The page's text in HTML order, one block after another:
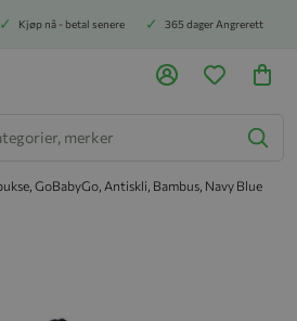
Kjøp nå - betal senere 365 dager Angrerett
GoBabyGo, Antiskli, Bambus, Navy Blue